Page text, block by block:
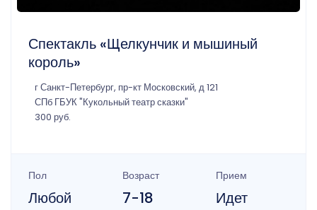
Спектакль «Щелкунчик и мышиный
король»
г Санкт-Петербург, пр-кт Московский, д 121
СПб ГБУК "Кукольный театр сказки"
300 руб.
Пол
Любой
Возраст
7-18
Прием
Идет